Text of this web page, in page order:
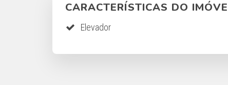
CARACTERÍSTICAS DO
Elevador